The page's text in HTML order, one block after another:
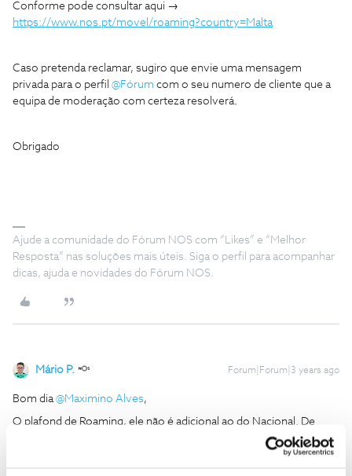
Conforme pode consultar aqui →
https://www.nos.pt/movel/roaming?country=Malta
Caso pretenda reclamar, sugiro que envie uma mensagem
privada para o perfil @Fórum com o seu numero de cliente que a
equipa de moderação com certeza resolverá.
Obrigado
Ajude a comunidade do Fórum NOS com “Likes” e “Melhor
Resposta” nas soluções mais úteis. Siga o perfil para acompanhar
dicas, ajuda e novidades do Fórum NOS.
Mário P. Forum|Forum|3 years ago
Bom dia@Maximino Alves,
O plafond de Roaming, ele não é adicional ao do Nacional. De
acordo com o regulamento europeu de Roaming, o cliente pode
utilizar o seu plafond em Portugal ou na UE, sendo que há um